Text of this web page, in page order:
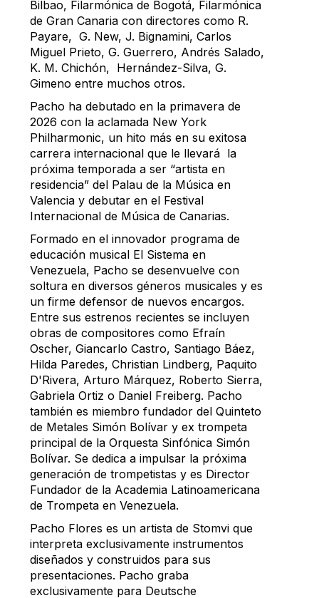
Bilbao, Filarmónica de Bogotá, Filarmónica
de Gran Canaria con directores como R.
Payare, G. New, J. Bignamini, Carlos
Miguel Prieto, G. Guerrero, Andrés Salado,
K. M. Chichón, Hernández-Silva, G.
Gimeno entre muchos otros.
Pacho ha debutado en la primavera de
2026 con la aclamada New York
Philharmonic, un hito más en su exitosa
carrera internacional que le llevará la
próxima temporada a ser “artista en
residencia” del Palau de la Música en
Valencia y debutar en el Festival
Internacional de Música de Canarias.
Formado en el innovador programa de
educación musical El Sistema en
Venezuela, Pacho se desenvuelve con
soltura en diversos géneros musicales y es
un firme defensor de nuevos encargos.
Entre sus estrenos recientes se incluyen
obras de compositores como Efraín
Oscher, Giancarlo Castro, Santiago Báez,
Hilda Paredes, Christian Lindberg, Paquito
D'Rivera, Arturo Márquez, Roberto Sierra,
Gabriela Ortiz o Daniel Freiberg. Pacho
también es miembro fundador del Quinteto
de Metales Simón Bolívar y ex trompeta
principal de la Orquesta Sinfónica Simón
Bolívar. Se dedica a impulsar la próxima
generación de trompetistas y es Director
Fundador de la Academia Latinoamericana
de Trompeta en Venezuela.
Pacho Flores es un artista de Stomvi que
interpreta exclusivamente instrumentos
diseñados y construidos para sus
presentaciones. Pacho graba
exclusivamente para Deutsche